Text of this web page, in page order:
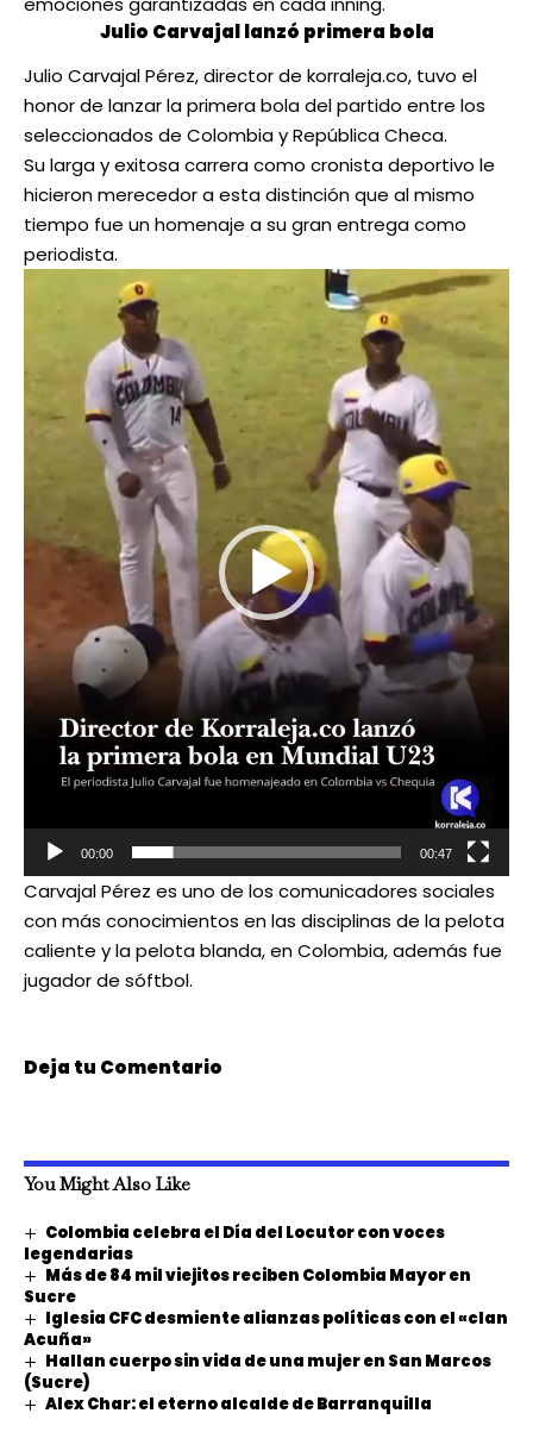
Julio Carvajal lanzó primera bola
Julio Carvajal Pérez, director de korraleja.co, tuvo el
honor de lanzar la primera bola del partido entre los
seleccionados de Colombia y República Checa.
Su larga y exitosa carrera como cronista deportivo le
hicieron merecedor a esta distinción que al mismo
tiempo fue un homenaje a su gran entrega como
periodista.
Reproductor
00:00 00:47
Carvajal Pérez es uno de los comunicadores sociales
con más conocimientos en las disciplinas de la pelota
caliente y la pelota blanda, en Colombia, además fue
jugador de sóftbol.
Deja tu Comentario
You Might Also Like
Colombia celebra el Día del Locutor con voces
legendarias
Más de 84 mil viejitos reciben Colombia Mayor en
Sucre
Iglesia CFC desmiente alianzas políticas con el «clan
Acuña»
Hallan cuerpo sin vida de una mujer en San Marcos
(Sucre)
Alex Char: el eterno alcalde de Barranquilla